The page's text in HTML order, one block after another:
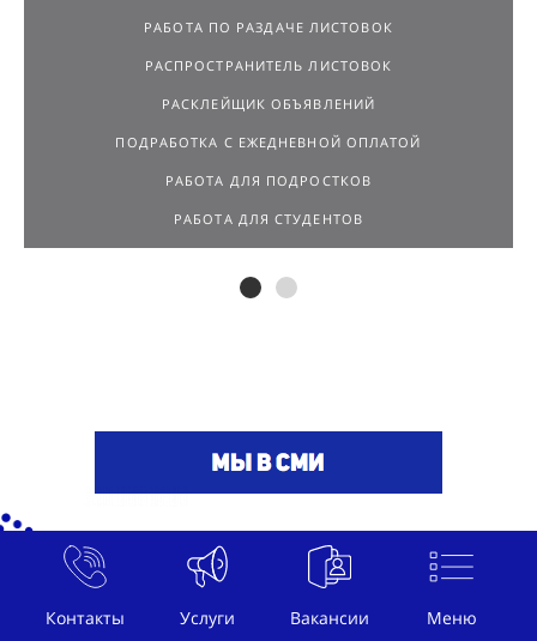
Контакты Услуги Вакансии Меню
РАБОТА ПО РАЗДАЧЕ ЛИСТОВОК
РАСПРОСТРАНИТЕЛЬ ЛИСТОВОК
РАСКЛЕЙЩИК ОБЪЯВЛЕНИЙ
ПОДРАБОТКА С ЕЖЕДНЕВНОЙ ОПЛАТОЙ
РАБОТА ДЛЯ ПОДРОСТКОВ